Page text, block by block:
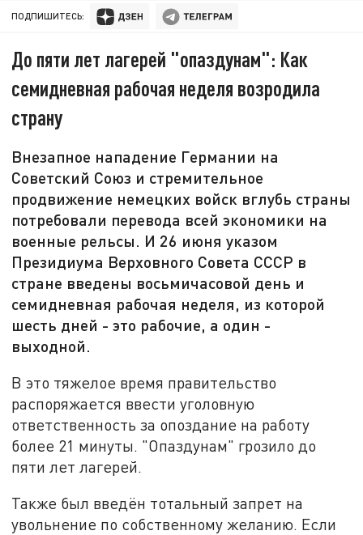
ПОДПИШИТЕСЬ:
До пяти лет лагерей "опаздунам": Как
семидневная рабочая неделя возродила
страну
Внезапное нападение Германии на
Советский Союз и стремительное
продвижение немецких войск вглубь страны
потребовали перевода всей экономики на
военные рельсы. И 26 июня указом
Президиума Верховного Совета СССР в
стране введены восьмичасовой день и
семидневная рабочая неделя, из которой
шесть дней - это рабочие, а один -
выходной.
В это тяжелое время правительство
распоряжается ввести уголовную
ответственность за опоздание на работу
более 21 минуты. "Опаздунам" грозило до
пяти лет лагерей.
Также был введён тотальный запрет на
увольнение по собственному желанию. Если